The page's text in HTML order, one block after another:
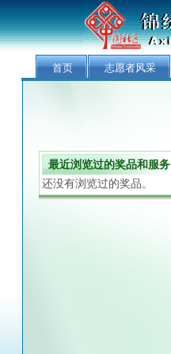
首页 志愿者风采
最近浏览过的奖品和服务
还没有浏览过的奖品。